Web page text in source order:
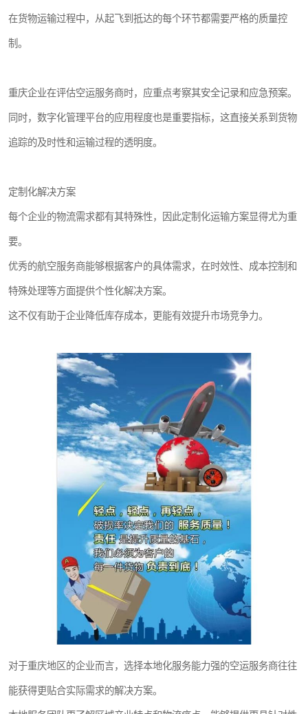
在货物运输过程中，从起飞到抵达的每个环节都需要严格的质量控
制。
重庆企业在评估空运服务商时，应重点考察其安全记录和应急预案。
同时，数字化管理平台的应用程度也是重要指标，这直接关系到货物
追踪的及时性和运输过程的透明度。
定制化解决方案
每个企业的物流需求都有其特殊性，因此定制化运输方案显得尤为重
要。
优秀的航空服务商能够根据客户的具体需求，在时效性、成本控制和
特殊处理等方面提供个性化解决方案。
这不仅有助于企业降低库存成本，更能有效提升市场竞争力。
对于重庆地区的企业而言，选择本地化服务能力强的空运服务商往往
能获得更贴合实际需求的解决方案。